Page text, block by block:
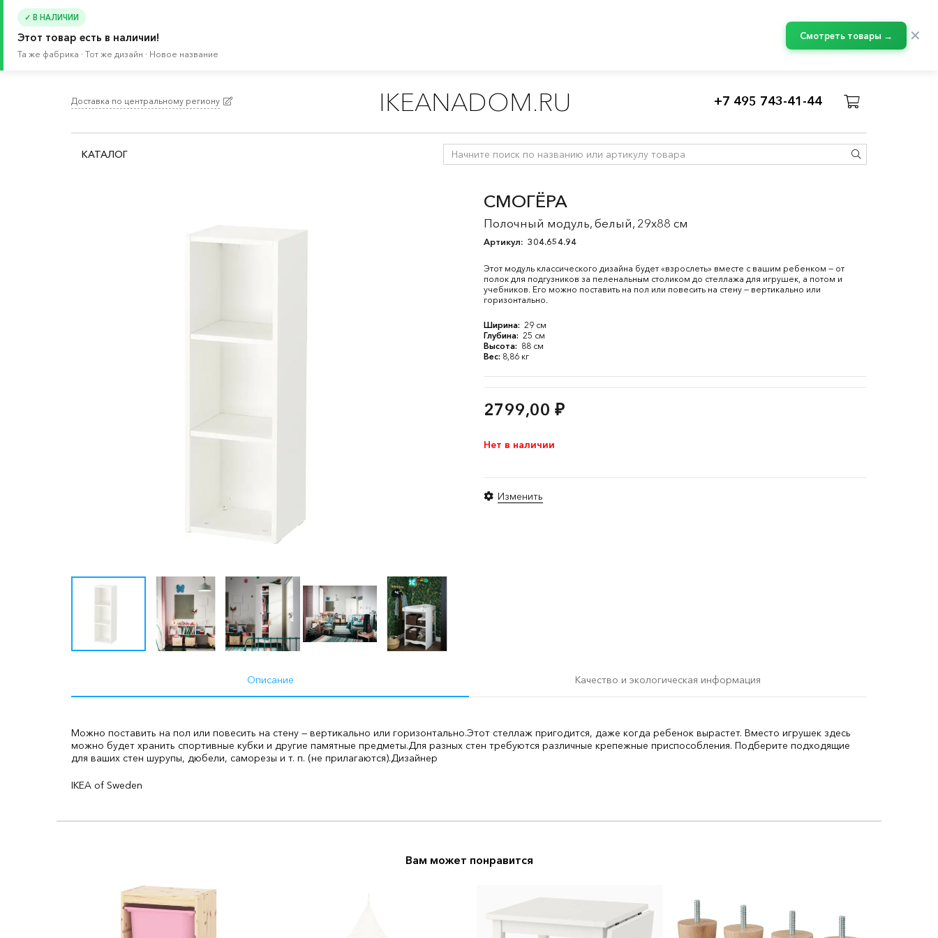
✓ В НАЛИЧИИ
Этот товар есть в наличии!
Та же фабрика · Тот же дизайн · Новое название
Смотреть товары → ✕
Доставка по центральному региону IKEANADOM.RU +7 495 743-41-44
КАТАЛОГ
СМОГЁРА
Полочный модуль, белый, 29x88 см
Артикул: 304.654.94
Этот модуль классического дизайна будет «взрослеть» вместе с вашим ребенком — от
полок для подгузников за пеленальным столиком до стеллажа для игрушек, а потом и
учебников. Его можно поставить на пол или повесить на стену — вертикально или
горизонтально.
Ширина: 29 см
Глубина: 25 см
Высота: 88 см
Вес: 8,86 кг
2799,00 ₽
Нет в наличии
Изменить
Описание Качество и экологическая информация
Можно поставить на пол или повесить на стену — вертикально или горизонтально.Этот стеллаж пригодится, даже когда ребенок вырастет. Вместо игрушек здесь
можно будет хранить спортивные кубки и другие памятные предметы.Для разных стен требуются различные крепежные приспособления. Подберите подходящие
для ваших стен шурупы, дюбели, саморезы и т. п. (не прилагаются).Дизайнер
IKEA of Sweden
Вам может понравится